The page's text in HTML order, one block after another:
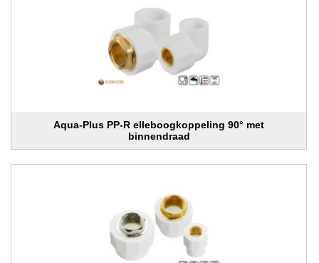
Aqua-Plus PP-R elleboogkoppeling 90° met
binnendraad